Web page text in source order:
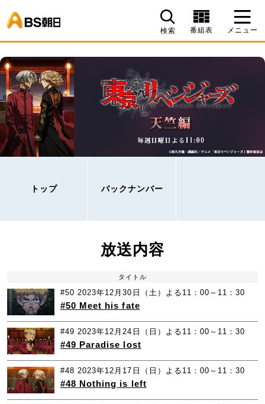
検索 番組表 メニュー
トップ バックナンバー
放送内容
タイトル
#50 2023年12月30日（土）よる11：00～11：30
#50 Meet his fate
#49 2023年12月24日（日）よる11：00～11：30
#49 Paradise lost
#48 2023年12月17日（日）よる11：00～11：30
#48 Nothing is left